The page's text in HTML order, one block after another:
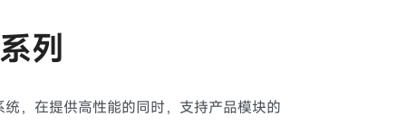
列
，在提供高性能的同时，支持产品模块的